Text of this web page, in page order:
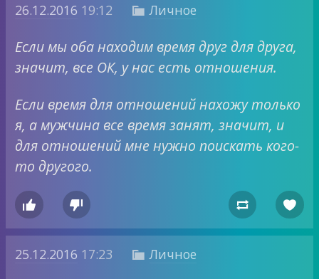
26.12.2016 19:12  Личное
Если мы оба находим время друг для друга,
значит, все ОК, у нас есть отношения.
Если время для отношений нахожу только
я, а мужчина все время занят, значит, и
для отношений мне нужно поискать кого-
то другого.
   
25.12.2016 17:23  Личное